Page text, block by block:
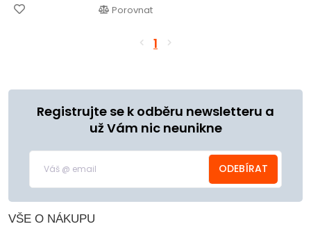
Porovnat
1
Registrujte se k odběru newsletteru a
už Vám nic neunikne
ODEBÍRAT
VŠE O NÁKUPU